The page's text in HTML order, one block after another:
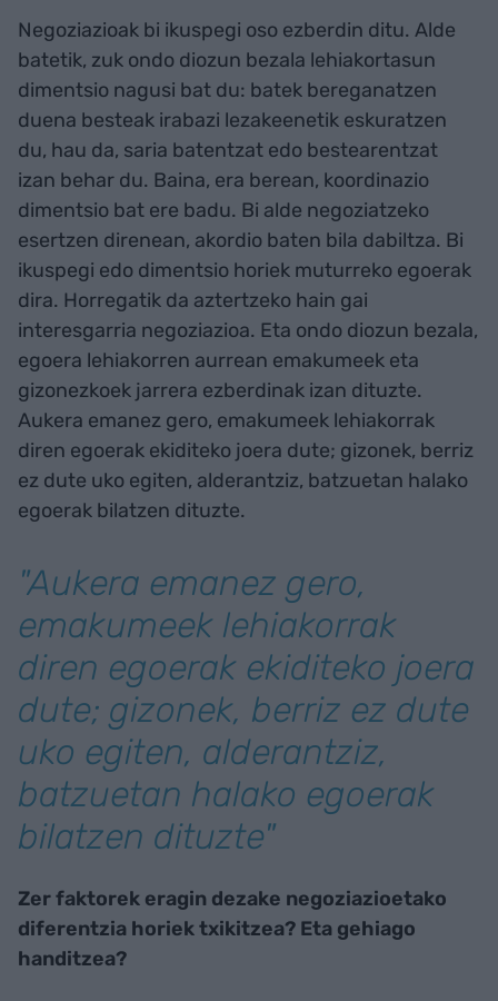
Negoziazioak bi ikuspegi oso ezberdin ditu. Alde
batetik, zuk ondo diozun bezala lehiakortasun
dimentsio nagusi bat du: batek bereganatzen
duena besteak irabazi lezakeenetik eskuratzen
du, hau da, saria batentzat edo bestearentzat
izan behar du. Baina, era berean, koordinazio
dimentsio bat ere badu. Bi alde negoziatzeko
esertzen direnean, akordio baten bila dabiltza. Bi
ikuspegi edo dimentsio horiek muturreko egoerak
dira. Horregatik da aztertzeko hain gai
interesgarria negoziazioa. Eta ondo diozun bezala,
egoera lehiakorren aurrean emakumeek eta
gizonezkoek jarrera ezberdinak izan dituzte.
Aukera emanez gero, emakumeek lehiakorrak
diren egoerak ekiditeko joera dute; gizonek, berriz
ez dute uko egiten, alderantziz, batzuetan halako
egoerak bilatzen dituzte.
"Aukera emanez gero,
emakumeek lehiakorrak
diren egoerak ekiditeko joera
dute; gizonek, berriz ez dute
uko egiten, alderantziz,
batzuetan halako egoerak
bilatzen dituzte"
Zer faktorek eragin dezake negoziazioetako
diferentzia horiek txikitzea? Eta gehiago
handitzea?